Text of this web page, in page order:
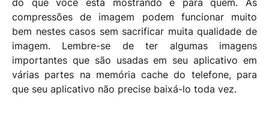
do que você está mostrando e para quem. As
compressões de imagem podem funcionar muito
bem nestes casos sem sacrificar muita qualidade de
imagem. Lembre-se de ter algumas imagens
importantes que são usadas em seu aplicativo em
várias partes na memória cache do telefone, para
que seu aplicativo não precise baixá-lo toda vez.